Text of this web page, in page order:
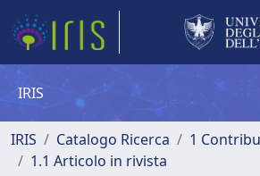
IRIS
IRIS Catalogo Ricerca
1
1.1 Articolo in rivista